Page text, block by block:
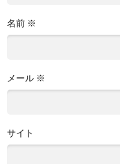
名前 ※
メール ※
サイト